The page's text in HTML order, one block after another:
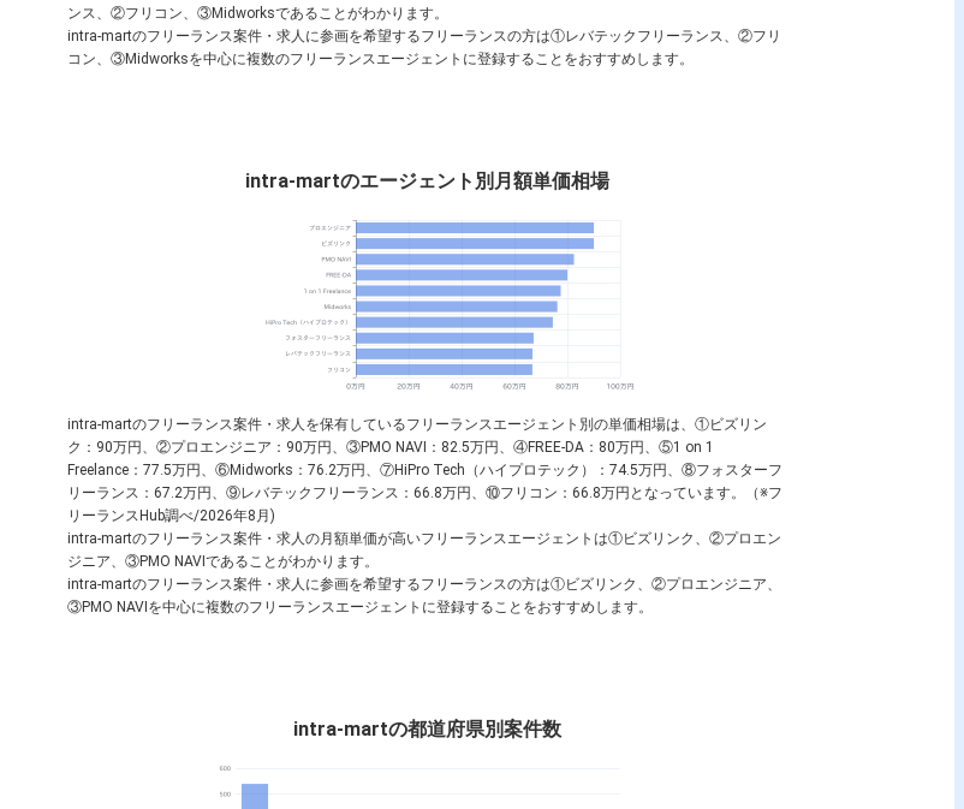
ンス、②フリコン、③Midworksであることがわかります。
intra-martのフリーランス案件・求人に参画を希望するフリーランスの方は①レバテックフリーランス、②フリ
コン、③Midworksを中心に複数のフリーランスエージェントに登録することをおすすめします。
intra-martのエージェント別月額単価相場
intra-martのフリーランス案件・求人を保有しているフリーランスエージェント別の単価相場は、①ビズリン
ク：90万円、②プロエンジニア：90万円、③PMO NAVI：82.5万円、④FREE-DA：80万円、⑤1 on 1
Freelance：77.5万円、⑥Midworks：76.2万円、⑦HiPro Tech（ハイプロテック）：74.5万円、⑧フォスターフ
リーランス：67.2万円、⑨レバテックフリーランス：66.8万円、⑩フリコン：66.8万円となっています。（※フ
リーランスHub調べ/2026年8月)
intra-martのフリーランス案件・求人の月額単価が高いフリーランスエージェントは①ビズリンク、②プロエン
ジニア、③PMO NAVIであることがわかります。
intra-martのフリーランス案件・求人に参画を希望するフリーランスの方は①ビズリンク、②プロエンジニア、
③PMO NAVIを中心に複数のフリーランスエージェントに登録することをおすすめします。
intra-martの都道府県別案件数